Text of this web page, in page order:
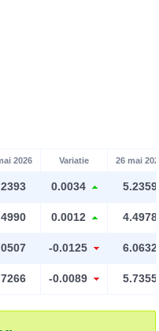
2026 Variatie 26 mai
0.0034 5.2359
0.0012 4.4978
-0.0125 6.0632
-0.0089 5.7355